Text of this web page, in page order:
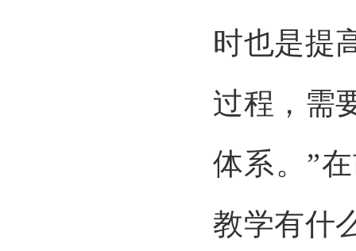
时也是提
过程，需
体系。”
教学有什